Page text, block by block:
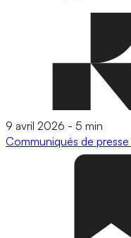
9 avril 2026 - 5 min
Communiqués de presse